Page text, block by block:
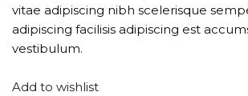
vitae adipiscing nibh scelerisque
adipiscing facilisis adipiscing est
vestibulum.
Add to wishlist